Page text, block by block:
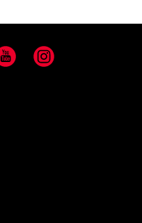
Instagram